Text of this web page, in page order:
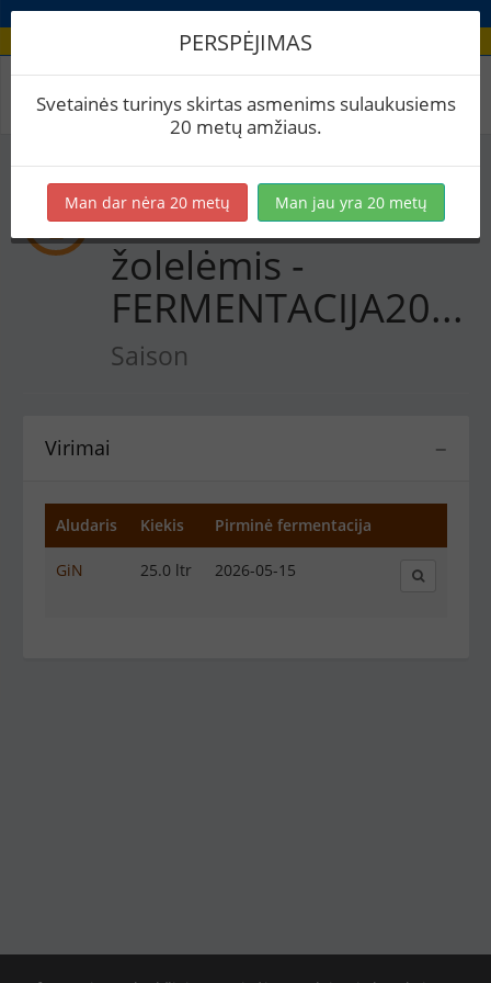
Recepto virimai
Saisonas su
žolelėmis -
FERMENTACIJA2026
Saison
−
Virimai
Aludaris Kiekis Pirminė fermentacija
GiN 25.0 ltr 2026-05-15
PERSPĖJIMAS
Svetainės turinys skirtas asmenims sulaukusiems
20 metų amžiaus.
Man dar nėra 20 metų Man jau yra 20 metų